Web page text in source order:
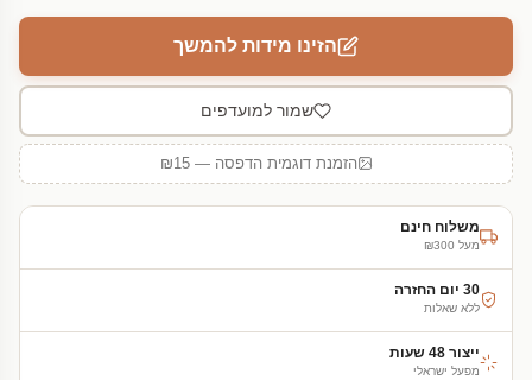
הזינו מידות להמשך
שמור למועדפים
הזמנת דוגמית הדפסה — ₪15
משלוח חינם
מעל ₪300
30 יום החזרה
ללא שאלות
ייצור 48 שעות
מפעל ישראלי